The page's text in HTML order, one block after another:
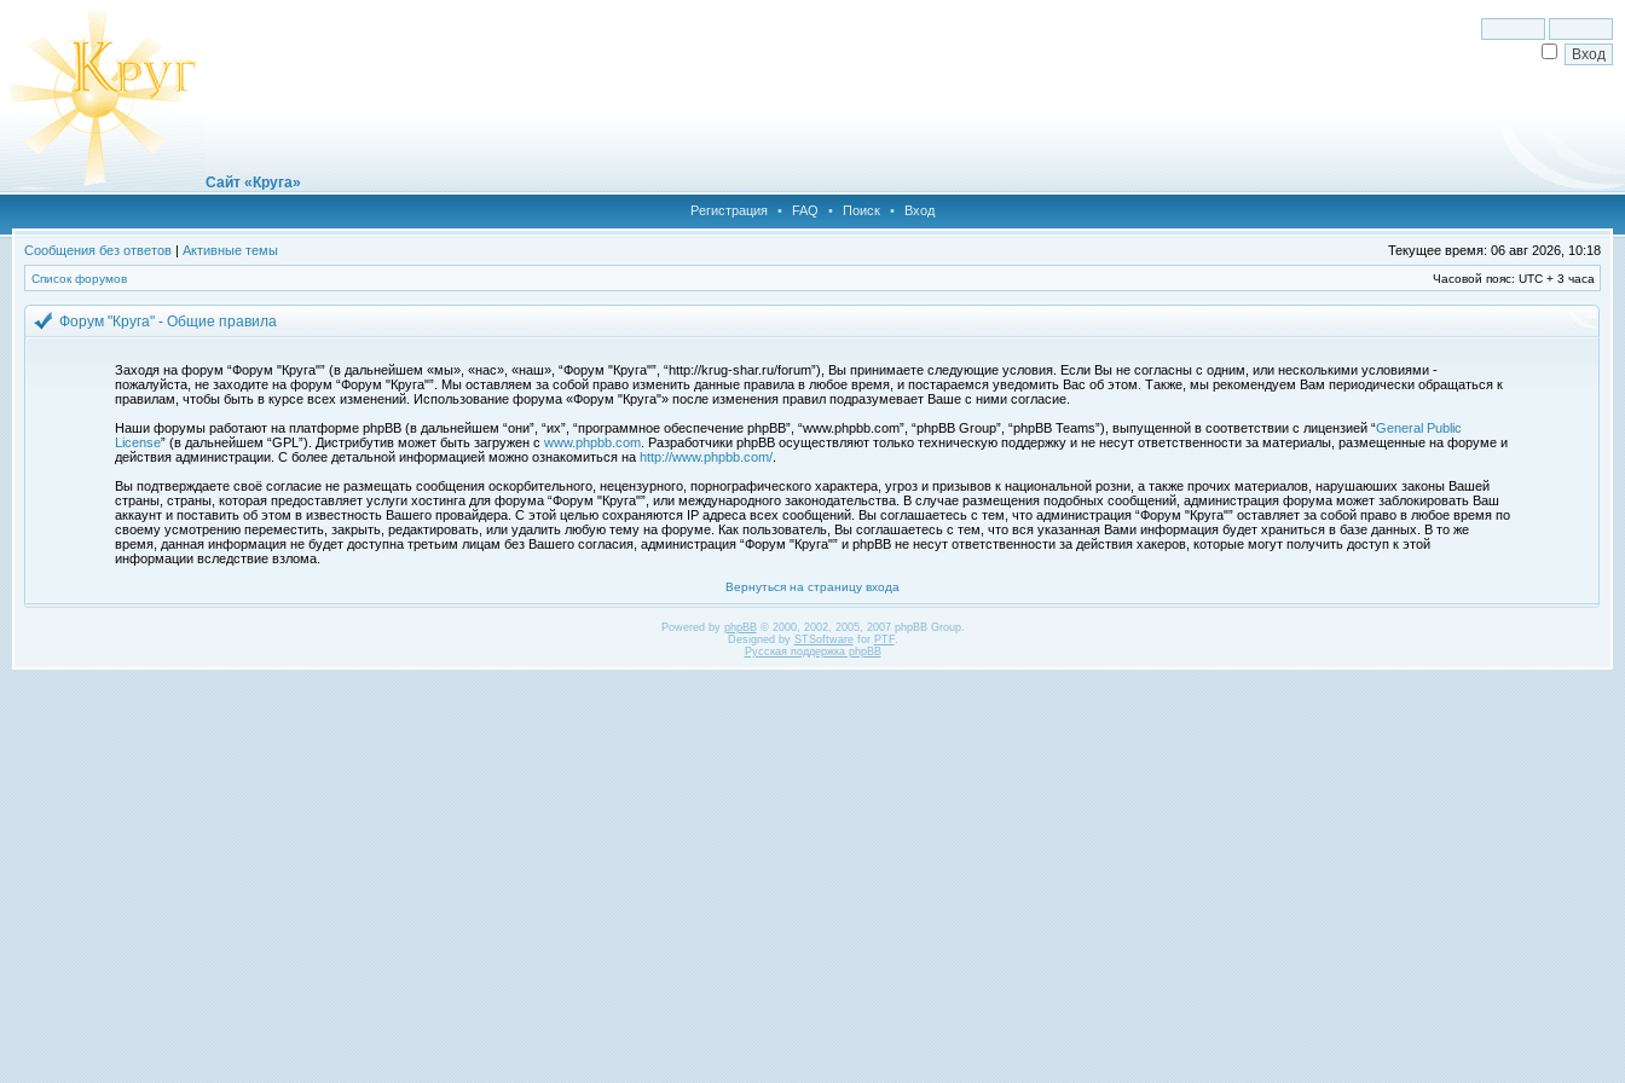
Сайт «Круга»
Регистрация • FAQ • Поиск • Вход
Сообщения без ответов | Активные темы Текущее время: 06 авг 2026, 10:18
Список форумов Часовой пояс: UTC + 3 часа
Форум "Круга" - Общие правила
Заходя на форум “Форум "Круга"” (в дальнейшем «мы», «нас», «наш», “Форум "Круга"”, “http://krug-shar.ru/forum”), Вы принимаете следующие условия. Если Вы не согласны с одним, или несколькими условиями -
пожалуйста, не заходите на форум “Форум "Круга"”. Мы оставляем за собой право изменить данные правила в любое время, и постараемся уведомить Вас об этом. Также, мы рекомендуем Вам периодически обращаться к
правилам, чтобы быть в курсе всех изменений. Использование форума «Форум "Круга"» после изменения правил подразумевает Ваше с ними согласие.
Наши форумы работают на платформе phpBB (в дальнейшем “они”, “их”, “программное обеспечение phpBB”, “www.phpbb.com”, “phpBB Group”, “phpBB Teams”), выпущенной в соответствии с лицензией “General Public
License” (в дальнейшем “GPL”). Дистрибутив может быть загружен с www.phpbb.com . Разработчики phpBB осуществляют только техническую поддержку и не несут ответственности за материалы, размещенные на форуме и
действия администрации. С более детальной информацией можно ознакомиться на http://www.phpbb.com/
Вы подтверждаете своё согласие не размещать сообщения оскорбительного, нецензурного, порнографического характера, угроз и призывов к национальной розни, а также прочих материалов, нарушаюших законы Вашей
страны, страны, которая предоставляет услуги хостинга для форума “Форум "Круга"”, или международного законодательства. В случае размещения подобных сообщений, администрация форума может заблокировать Ваш
аккаунт и поставить об этом в известность Вашего провайдера. С этой целью сохраняются IP адреса всех сообщений. Вы соглашаетесь с тем, что администрация “Форум "Круга"” оставляет за собой право в любое время по
своему усмотрению переместить, закрыть, редактировать, или удалить любую тему на форуме. Как пользователь, Вы соглашаетесь с тем, что вся указанная Вами информация будет храниться в базе данных. В то же
время, данная информация не будет доступна третьим лицам без Вашего согласия, администрация “Форум "Круга"” и phpBB не несут ответственности за действия хакеров, которые могут получить доступ к этой
информации вследствие взлома.
Вернуться на страницу входа
Powered by phpBB© 2000, 2002, 2005, 2007 phpBB Group.
Designed by STSoftwarefor PTF.
Русская поддержка phpBB